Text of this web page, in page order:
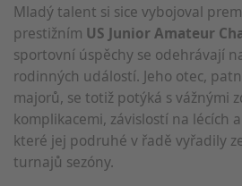
Mladý talent si sice vybojoval
prestižním US Junior Amateur
sportovní úspěchy se odehrávají
rodinných událostí. Jeho otec,
majorů, se totiž potýká s vážnými
komplikacemi, závislostí na lécích
které jej podruhé v řadě vyřadily
turnajů sezóny.